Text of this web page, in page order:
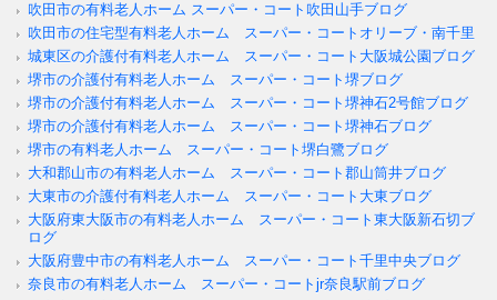
吹田市の有料老人ホーム スーパー・コート吹田山手ブログ
吹田市の住宅型有料老人ホーム スーパー・コートオリーブ・南千里
城東区の介護付有料老人ホーム スーパー・コート大阪城公園ブログ
堺市の介護付有料老人ホーム スーパー・コート堺ブログ
堺市の介護付有料老人ホーム スーパー・コート堺神石2号館ブログ
堺市の介護付有料老人ホーム スーパー・コート堺神石ブログ
堺市の有料老人ホーム スーパー・コート堺白鷺ブログ
大和郡山市の有料老人ホーム スーパー・コート郡山筒井ブログ
大東市の介護付有料老人ホーム スーパー・コート大東ブログ
大阪府東大阪市の有料老人ホーム スーパー・コート東大阪新石切ブ
ログ
大阪府豊中市の有料老人ホーム スーパー・コート千里中央ブログ
奈良市の有料老人ホーム スーパー・コートjr奈良駅前ブログ